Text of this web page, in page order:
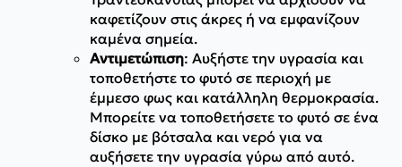
καφετίζουν στις άκρες ή να εμφανίζουν
καμένα σημεία.
Αντιμετώπιση: Αυξήστε την υγρασία και
τοποθετήστε το φυτό σε περιοχή με
έμμεσο φως και κατάλληλη θερμοκρασία.
Μπορείτε να τοποθετήσετε το φυτό σε ένα
δίσκο με βότσαλα και νερό για να
αυξήσετε την υγρασία γύρω από αυτό.